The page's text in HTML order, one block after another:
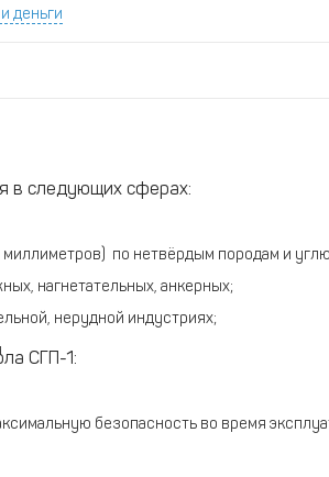
деньги
в следующих сферах:
по нетвёрдым породам и
нагнетательных, анкерных;
нерудной индустриях;
СГП-1:
безопасность во время